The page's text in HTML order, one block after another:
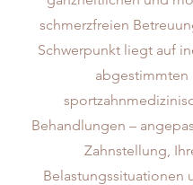
schmerzfreien
Schwerpunkt liegt auf
abgestimmten
Behandlungen –
Zahnstellung,
Belastungssituationen